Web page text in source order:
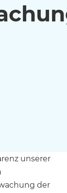
unserer
der